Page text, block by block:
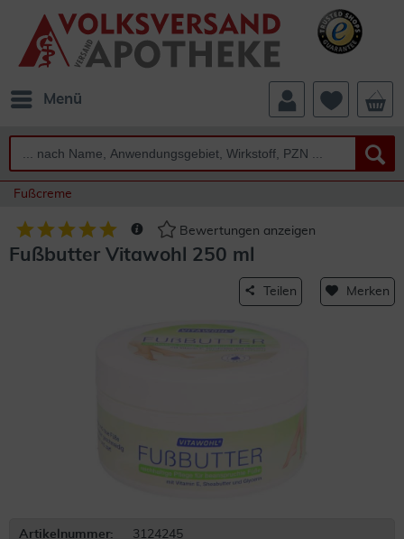
Menü
Fußcreme
Bewertungen anzeigen
Fußbutter Vitawohl 250 ml
Teilen Merken
Artikelnummer:
3124245